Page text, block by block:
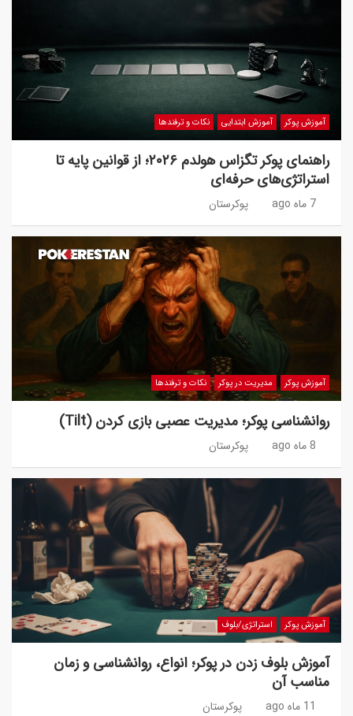
آموزش پوکر آموزش ابتدایی نکات و ترفندها
راهنمای پوکر تگزاس هولدم ۲۰۲۶؛ از قوانین پایه تا
استراتژی‌های حرفه‌ای
7 ماه ago پوکرستان
آموزش پوکر مدیریت در پوکر نکات و ترفندها
روانشناسی پوکر؛ مدیریت عصبی بازی کردن (Tilt)
8 ماه ago پوکرستان
آموزش پوکر استراتژی/بلوف
آموزش بلوف زدن در پوکر؛ انواع، روانشناسی و زمان
مناسب آن
11 ماه ago پوکرستان